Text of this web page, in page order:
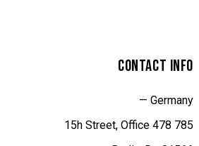
CONTACT INFO
Germany —
785 15h Street, Office 478